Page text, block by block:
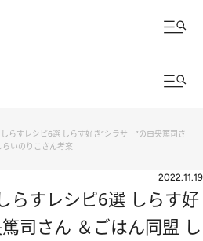
らすレシピ6選 しらす好き“シラサー”の白央篤司さ
らいのりこさん考案
2022.11.19
らすレシピ6選 しらす好
司さん ＆ごはん同盟 し